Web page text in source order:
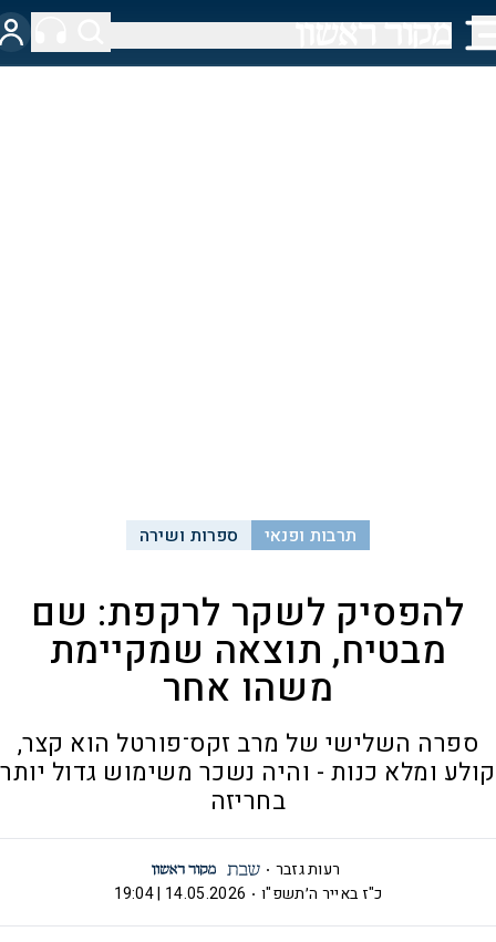
תרבות ופנאי ספרות ושירה
להפסיק לשקר לרקפת: שם
מבטיח, תוצאה שמקיימת
משהו אחר
ספרה השלישי של מרב זקס־פורטל הוא קצר,
קולע ומלא כנות - והיה נשכר משימוש גדול יותר
בחריזה
רעות גזבר
כ"ז באייר ה׳תשפ"ו
14.05.2026 | 19:04